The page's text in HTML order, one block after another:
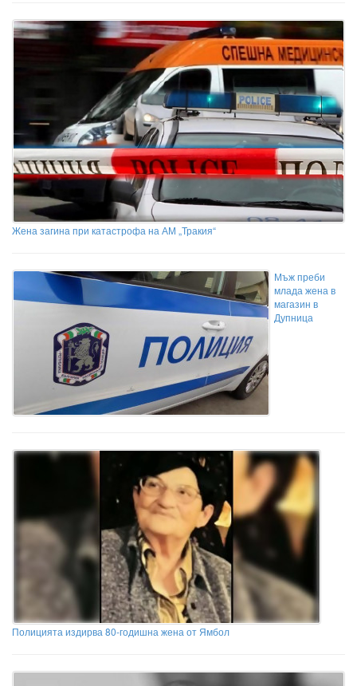
Жена загина при катастрофа на АМ „Тракия“
Мъж преби
млада жена в
магазин в
Дупница
Полицията издирва 80-годишна жена от Ямбол